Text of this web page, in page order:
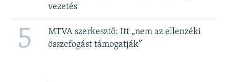
vezetés
5
MTVA szerkesztő: Itt „nem az ellenzéki
összefogást támogatják”